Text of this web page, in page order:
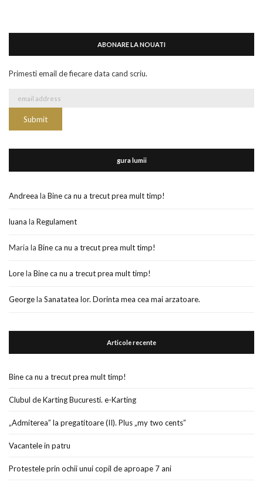
ABONARE LA NOUATI
Primesti email de fiecare data cand scriu.
gura lumii
Andreea la Bine ca nu a trecut prea mult timp!
luana la Regulament
Maria la Bine ca nu a trecut prea mult timp!
Lorela Bine ca nu a trecut prea mult timp!
Georgela Sanatatea lor. Dorinta mea cea mai arzatoare.
Articole recente
Bine ca nu a trecut prea mult timp!
Clubul de Karting Bucuresti. e-Karting
„Admiterea” la pregatitoare (II). Plus „my two cents”
Vacantele in patru
Protestele prin ochii unui copil de aproape 7 ani